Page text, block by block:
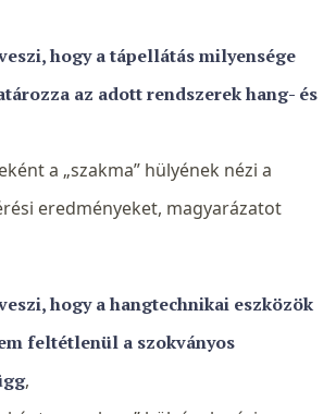
hogy a tápellátás milyensége
az adott rendszerek hang- és
a „szakma” hülyének nézi a
eredményeket, magyarázatot
hogy a hangtechnikai eszközök
feltétlenül a szokványos
,